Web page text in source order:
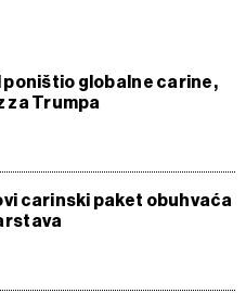
poništio globalne carine,
za Trumpa
carinski paket obuhvaća